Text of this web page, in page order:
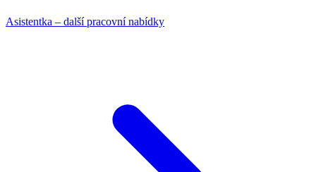
Asistentka – další pracovní nabídky